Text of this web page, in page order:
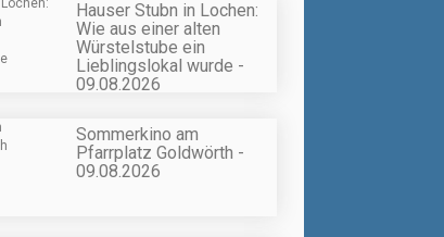
Hauser Stubn in Lochen:
Wie aus einer alten
Würstelstube ein
Lieblingslokal wurde -
09.08.2026
Sommerkino am
Pfarrplatz Goldwörth -
09.08.2026